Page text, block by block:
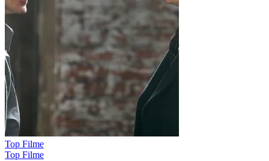
Top Filme
Top Filme